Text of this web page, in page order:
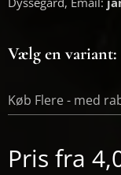
Vælg en variant:
Køb Flere - med
Pris fra